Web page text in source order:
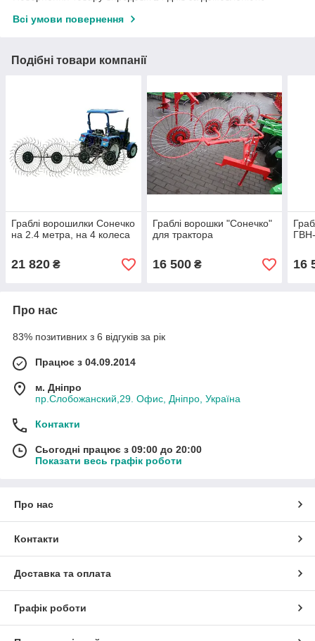
Всі умови повернення
Подібні товари компанії
Граблі ворошилки Сонечко
на 2.4 метра, на 4 колеса
21 820 ₴
Граблі ворошки "Сонечко"
для трактора
16 500₴ 16
Про нас
83% позитивних з 6 відгуків за рік
Працює з 04.09.2014
м. Дніпро
пр.Слобожанский,29. Офис, Дніпро, Україна
Контакти
Сьогодні працює з 09:00 до 20:00
Показати весь графік роботи
Про нас
Контакти
Доставка та оплата
Графік роботи